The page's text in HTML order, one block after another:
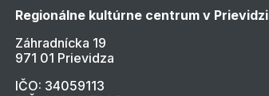
Regionálne kultúrne centrum v Prievidzi
Záhradnícka 19
971 01 Prievidza
IČO: 34059113